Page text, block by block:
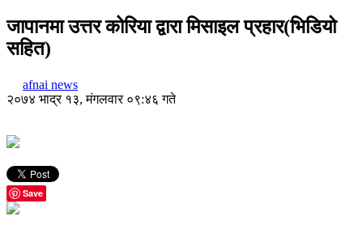
जापानमा उत्तर कोरिया द्वारा मिसाइल प्रहार(भिडियो
सहित)
afnai news
२०७४ भाद्र १३, मंगलवार ०९:४६ गते
Save